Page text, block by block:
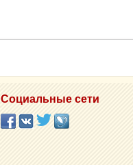
Социальные сети